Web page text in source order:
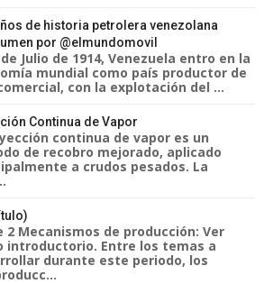
de historia petrolera venezolana
por @elmundomovil
de Julio de 1914, Venezuela entro en la
mundial como país productor de
con la explotación del ...
Continua de Vapor
continua de vapor es un
de recobro mejorado, aplicado
a crudos pesados. La
2 Mecanismos de producción: Ver
introductorio. Entre los temas a
durante este periodo, los